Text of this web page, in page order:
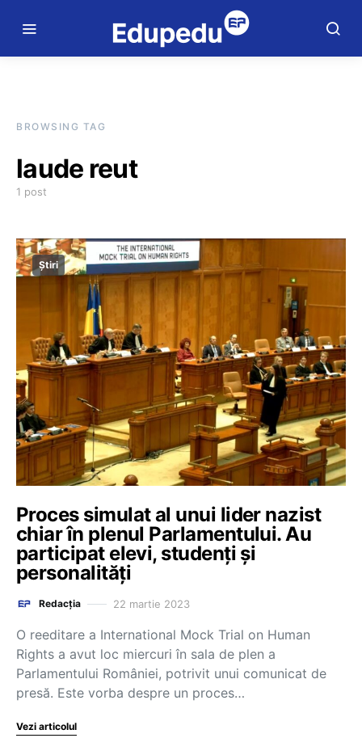
BROWSING TAG
laude reut
1 post
Știri
Proces simulat al unui lider nazist
chiar în plenul Parlamentului. Au
participat elevi, studenți și
personalități
Redacția 22 martie 2023
O reeditare a International Mock Trial on Human
Rights a avut loc miercuri în sala de plen a
Parlamentului României, potrivit unui comunicat de
presă. Este vorba despre un proces…
Vezi articolul